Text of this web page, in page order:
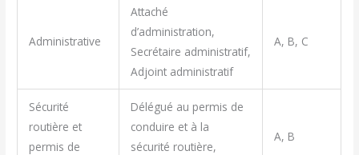
Administrative
Attaché
d’administration,
Secrétaire administratif,
Adjoint administratif
A, B, C
Sécurité
routière et
permis de
Délégué au permis de
conduire et à la
sécurité routière,
A, B